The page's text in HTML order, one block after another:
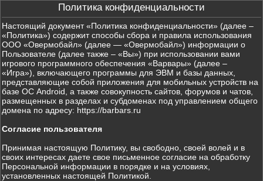
Политика конфиденциальности
Настоящий документ «Политика конфиденциальности» (далее –
«Политика») содержит способы сбора и правила использования
ООО «Овермобайл» (далее — «Овермобайл») информации о
Пользователе (далее также – «Вы») при использовании вами
игрового программного обеспечения «Варвары» (далее –
«Игра»), включающего программы для ЭВМ и базы данных,
представляющие собой приложения для мобильных устройств на
базе ОС Android, а также совокупность сайтов, форумов и чатов,
размещенных в разделах и субдоменах под управлением общего
домена по адресу: https://barbars.ru
Согласие пользователя
Принимая настоящую Политику, вы свободно, своей волей и в
своих интересах даете свое письменное согласие на обработку
Персональной информации в порядке и на условиях,
установленных настоящей Политикой.